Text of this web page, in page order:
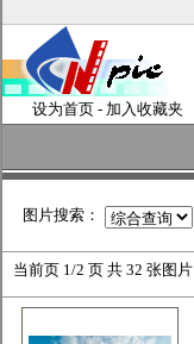
设为首页 - 加入收藏夹
图片搜索：
当前页 1/2 页 共 32 张图片